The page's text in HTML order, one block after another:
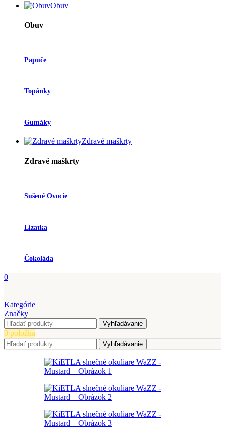
Obuv
Obuv
Papuče
Topánky
Gumáky
Zdravé maškrty
Zdravé maškrty
Sušené Ovocie
Lízatka
Čokoláda
0
Kategórie
Značky
Vyhľadávanie
0 položka
Vyhľadávanie